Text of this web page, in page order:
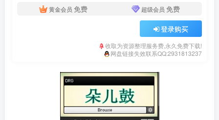
黄金会员 免费 超级会员 免费
登录购买
收取为资源整理服务费,永久免费下载!
网盘链接失效联系QQ:2931813237